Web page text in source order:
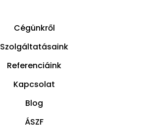
Cégünkről
Szolgáltatásaink
Referenciáink
Kapcsolat
Blog
ÁSZF